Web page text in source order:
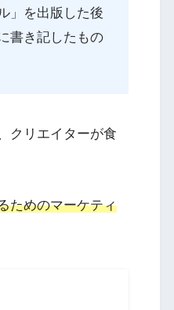
」を出版した後
書き記したもの
クリエイターが食
ためのマーケティ